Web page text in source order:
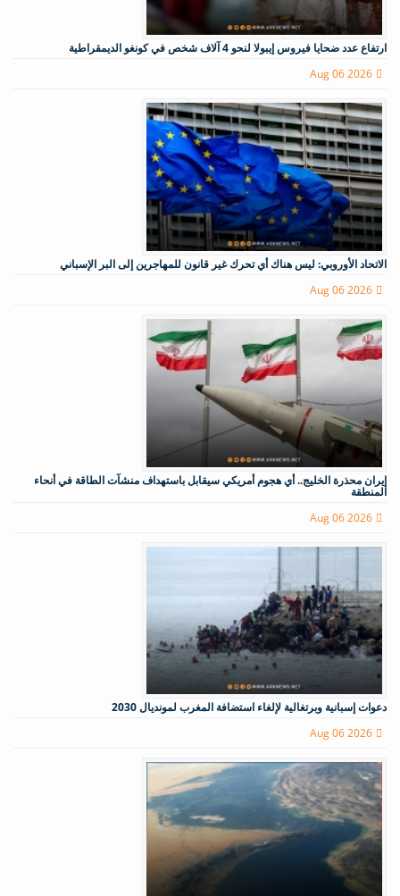
ارتفاع عدد ضحايا فيروس إيبولا لنحو 4 آلاف شخص في كونغو الديمقراطية
Aug 06 2026
الاتحاد الأوروبي: ليس هناك أي تحرك غير قانون للمهاجرين إلى البر الإسباني
Aug 06 2026
إيران محذرة الخليج.. أي هجوم أمريكي سيقابل باستهداف منشآت الطاقة في أنحاء
المنطقة
Aug 06 2026
دعوات إسبانية وبرتغالية لإلغاء استضافة المغرب لمونديال 2030
Aug 06 2026